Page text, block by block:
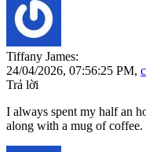
Tiffany James:
24/04/2026, 07:56:25 PM,
Trả lời
I always spent my half an
along with a mug of coffee.